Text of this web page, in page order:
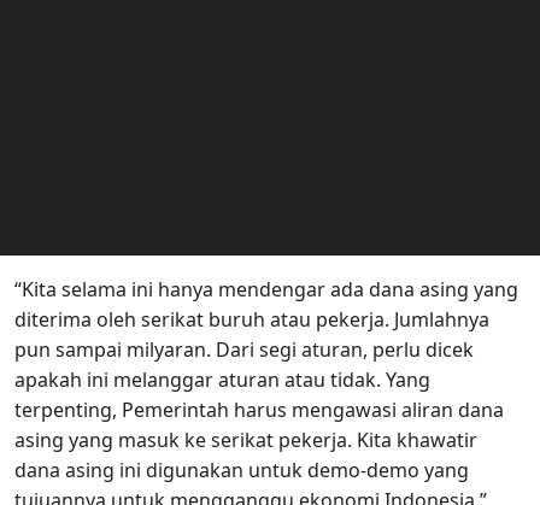
“Kita selama ini hanya mendengar ada dana asing yang
diterima oleh serikat buruh atau pekerja. Jumlahnya
pun sampai milyaran. Dari segi aturan, perlu dicek
apakah ini melanggar aturan atau tidak. Yang
terpenting, Pemerintah harus mengawasi aliran dana
asing yang masuk ke serikat pekerja. Kita khawatir
dana asing ini digunakan untuk demo-demo yang